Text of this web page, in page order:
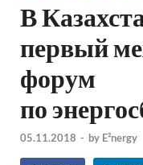
В
первый
форум
по
05.11.2018 - by E²nergy